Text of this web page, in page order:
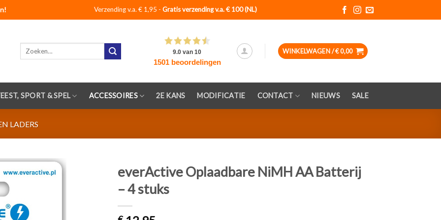
Verzending v.a. € 1,95 - Gratis verzending v.a. € 100 (NL)
Zoeken
WINKELWAGEN /€0,00
SPORT & SPEL ACCESSOIRES 2E KANS MODIFICATIE CONTACT NIEUWS SALE
LADERS
everActive Oplaadbare NiMH AA Batterij
– 4 stuks